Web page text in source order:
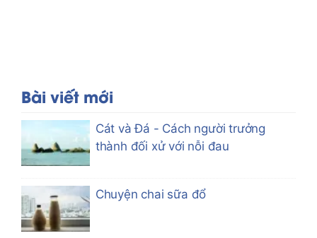
Bài viết mới
Cát và Đá - Cách người trưởng
thành đối xử với nỗi đau
Chuyện chai sữa đổ